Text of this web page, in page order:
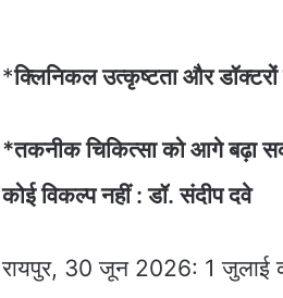
*क्लिनिकल उत्कृष्टता और डॉक्टरों
*तकनीक चिकित्सा को आगे बढ़ा
कोई विकल्प नहीं : डॉ. संदीप दवे
रायपुर, 30 जून 2026: 1 जुलाई